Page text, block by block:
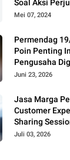
Soal Aksi
Mei 07, 2024
Permendag
Poin Penting
Pengusaha
Juni 23, 2026
Jasa Marga
Customer
Sharing
Praktisi
Juli 03, 2026